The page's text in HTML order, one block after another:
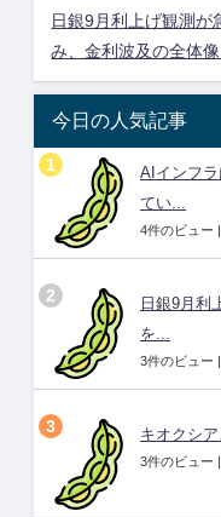
日銀9月利上げ観測が
み、金利波及の全体
今日の人気記事
AIインフ
てい...
4件のビュー |
日銀9月利
を...
3件のビュー |
キオクシ
3件のビュー |